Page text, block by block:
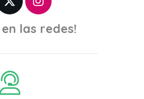
en las redes!